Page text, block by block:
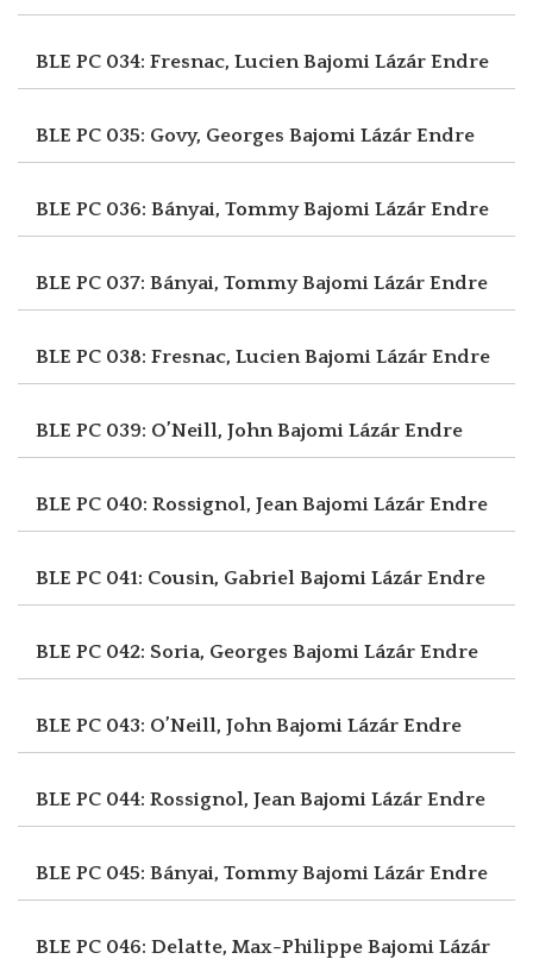
BLE PC 034: Fresnac, LucienBajomi Lázár Endre
BLE PC 035: Govy, Georges Bajomi Lázár Endre
BLE PC 036: Bányai, TommyBajomi Lázár Endre
BLE PC 037: Bányai, TommyBajomi Lázár Endre
BLE PC 038: Fresnac, LucienBajomi Lázár Endre
BLE PC 039: O’Neill, JohnBajomi Lázár Endre
BLE PC 040: Rossignol, JeanBajomi Lázár Endre
BLE PC 041: Cousin, Gabriel Bajomi Lázár Endre
BLE PC 042: Soria, Georges Bajomi Lázár Endre
BLE PC 043: O’Neill, JohnBajomi Lázár Endre
BLE PC 044: Rossignol, JeanBajomi Lázár Endre
BLE PC 045: Bányai, TommyBajomi Lázár Endre
BLE PC 046: Delatte, Max-Philippe Bajomi Lázár